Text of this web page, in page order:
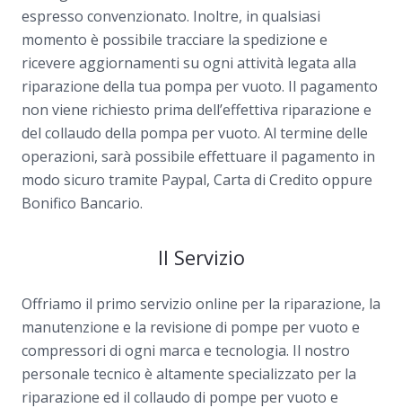
espresso convenzionato. Inoltre, in qualsiasi
momento è possibile tracciare la spedizione e
ricevere aggiornamenti su ogni attività legata alla
riparazione della tua pompa per vuoto. Il pagamento
non viene richiesto prima dell’effettiva riparazione e
del collaudo della pompa per vuoto. Al termine delle
operazioni, sarà possibile effettuare il pagamento in
modo sicuro tramite Paypal, Carta di Credito oppure
Bonifico Bancario.
Il Servizio
Offriamo il primo servizio online per la riparazione, la
manutenzione e la revisione di pompe per vuoto e
compressori di ogni marca e tecnologia. Il nostro
personale tecnico è altamente specializzato per la
riparazione ed il collaudo di pompe per vuoto e